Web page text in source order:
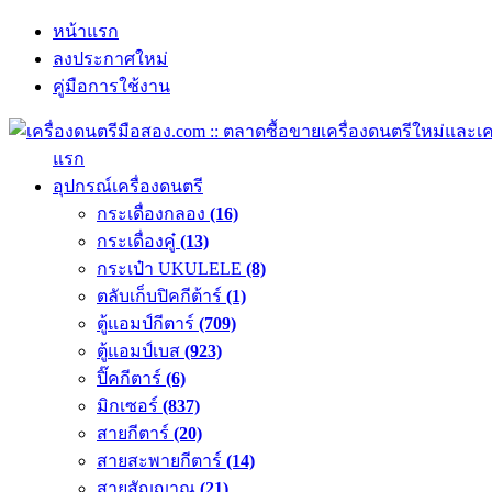
หน้าแรก
ลงประกาศใหม่
คู่มือการใช้งาน
แรก
อุปกรณ์เครื่องดนตรี
กระเดื่องกลอง (16)
กระเดื่องคู๋ (13)
กระเป๋า UKULELE (8)
ตลับเก็บปิคกีต้าร์ (1)
ตู้แอมป์กีตาร์ (709)
ตู้แอมป์เบส (923)
ปิ๊คกีตาร์ (6)
มิกเซอร์ (837)
สายกีตาร์ (20)
สายสะพายกีตาร์ (14)
สายสัญญาณ (21)